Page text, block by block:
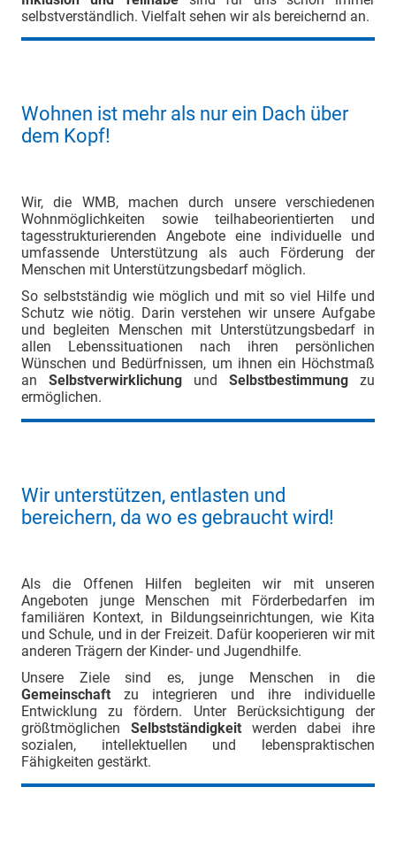
selbstverständlich. Vielfalt sehen wir als bereichernd an.
Wohnen ist mehr als nur ein Dach über
dem Kopf!
Wir, die WMB, machen durch unsere verschiedenen
Wohnmöglichkeiten sowie teilhabeorientierten und
tagesstrukturierenden Angebote eine individuelle und
umfassende Unterstützung als auch Förderung der
Menschen mit Unterstützungsbedarf möglich.
So selbstständig wie möglich und mit so viel Hilfe und
Schutz wie nötig. Darin verstehen wir unsere Aufgabe
und begleiten Menschen mit Unterstützungsbe darf in
allen Lebenssituationen nach ihren persönlichen
Wünschen und Bedürfnissen, um ihnen ein Höchstmaß
an Selbstverwirklichung und Selbstbestimmung zu
ermöglichen.
Wir unterstützen, entlasten und
bereichern, da wo es gebraucht wird!
Als die Offenen Hilfen begleiten wir mit unseren
Angeboten junge Menschen mit Förderbedarfen im
familiären Kontext, in Bildungseinrichtungen, wie Kita
und Schule, und in der Freizeit. Dafür kooperieren wir mit
anderen Trägern der Kinder- und Jugendhilfe.
Unsere Ziele sind es, junge Menschen in die
Gemeinschaft zu integrieren und ihre individuelle
Entwicklung zu fördern. Unter Berücksichtigung der
größtmöglichen Selbstständigkeit werden dabei ihre
sozialen, intellektuellen und lebenspraktischen
Fähigkeiten gestärkt.